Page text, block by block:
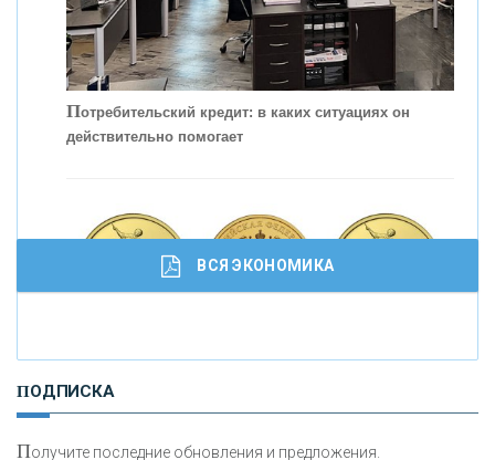
Потребительский кредит: в каких ситуациях он
действительно помогает
И
сохранения и увеличения капитала
ВСЯ ЭКОНОМИКА
ПОДПИСКА
Получите последние обновления и предложения.